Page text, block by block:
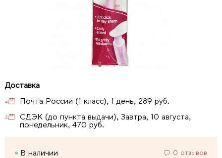
Почта России (1 класс), 1 день, 289 руб.
СДЭК (до пункта выдачи), Завтра, 10 августа,
понедельник, 470 руб.
В наличии 0 отзывов